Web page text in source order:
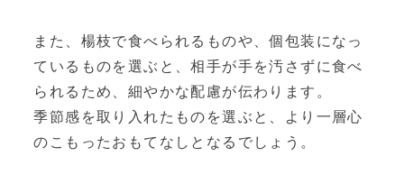
また、楊枝で食べられるものや、個包装になっ
ているものを選ぶと、相手が手を汚さずに食べ
られるため、細やかな配慮が伝わります。
季節感を取り入れたものを選ぶと、より一層心
のこもったおもてなしとなるでしょう。